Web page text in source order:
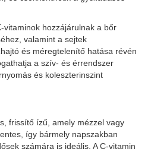
vitaminok hozzájárulnak a bőr
valamint a sejtek
és méregtelenítő hatása révén
a szív- és érrendszer
és koleszterinszint
frissítő ízű, amely mézzel vagy
így bármely napszakban
számára is ideális. A C-vitamin